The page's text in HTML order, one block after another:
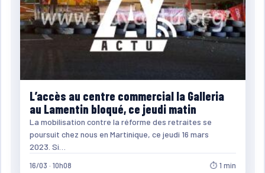
L’accès au centre commercial la Galleria
au Lamentin bloqué, ce jeudi matin
La mobilisation contre la réforme des retraites se
poursuit chez nous en Martinique, ce jeudi 16 mars
2023. Si…
16/03 · 10h08 ⏱ 1 min